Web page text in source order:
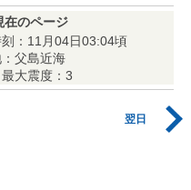
在のページ
：11月04日03:04頃
父島近海
最大震度：3
翌日